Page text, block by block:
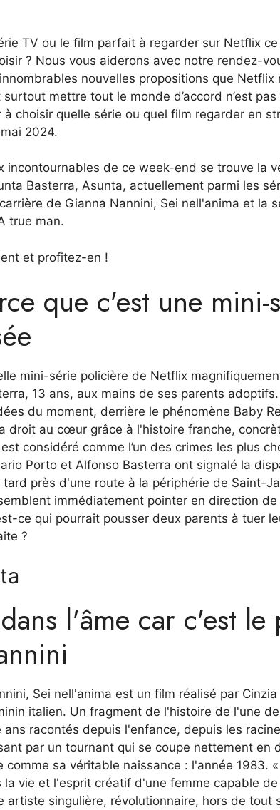
TV ou le film parfait à regarder sur Netflix
? Nous vous aiderons avec notre rendez-
nouvelles propositions que
mettre tout le monde d’accord n’est
choisir quelle série ou quel film regarder en
2024.
incontournables de ce week-end se trouve la
Basterra, Asunta, actuellement parmi les
de Gianna Nannini, Sei nell'anima et la
true man.
et profitez-en !
que c'est une
mini-série policière de Netflix
13 ans, aux mains de ses parents
du moment, derrière le phénomène Baby
droit au cœur grâce à l'histoire franche,
considéré comme l’un des crimes les plus
Porto et Alfonso Basterra ont signalé la
tard près d'une route à la périphérie de Saint-
immédiatement pointer en direction
ce qui pourrait pousser deux parents à tuer
?
l'âme car c'est
Sei nell'anima est un film réalisé par
italien. Un fragment de l'histoire de l'une
racontés depuis l'enfance, depuis les
par un tournant qui se coupe nettement en
comme sa véritable naissance : l'année 1983.
la vie et l'esprit créatif d'une femme capable
artiste singulière, révolutionnaire, hors de tout